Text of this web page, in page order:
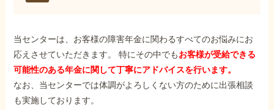
当センターは、お客様の障害年金に関わるすべてのお悩みにお
応えさせていただきます。 特にその中でもお客様が受給できる
可能性のある年金に関して丁寧にアドバイスを行います。
なお、当センターでは体調がよろしくない方のために出張相談
も実施しております。